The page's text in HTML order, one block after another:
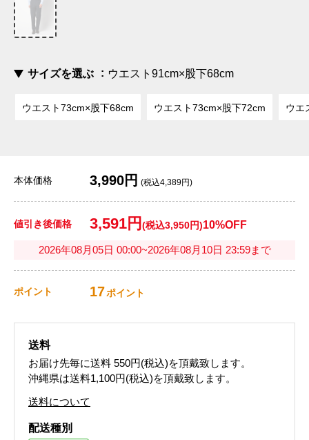
サイズを選ぶ ウエスト91cm×股下68cm
ウエスト73cm×股下68cm ウエスト73cm×股下72cm ウエ
本体価格 3,990円 (税込4,389円)
値引き後価格 3,591円 (税込3,950円)10%OFF
2026年08月05日 00:00~2026年08月10日 23:59まで
ポイント 17ポイント
送料
お届け先毎に送料 550円(税込)を頂戴致します。
沖縄県は送料1,100円(税込)を頂戴致します。
送料について
配送種別